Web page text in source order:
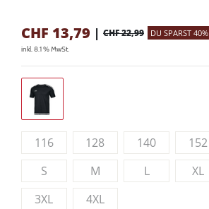
CHF 13,79 | CHF 22,99 DU SPARST 40%
inkl. 8.1 % MwSt.
116 128 140 152
S
M L XL
3XL
4XL